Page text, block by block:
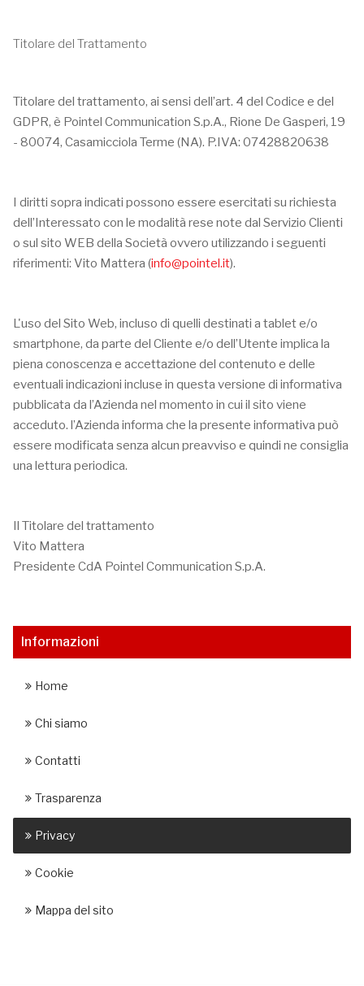
Titolare del Trattamento
Titolare del trattamento, ai sensi dell’art. 4 del Codice e del
GDPR, è Pointel Communication S.p.A., Rione De Gasperi, 19
- 80074, Casamicciola Terme (NA). P.IVA: 07428820638
I diritti sopra indicati possono essere esercitati su richiesta
dell’Interessato con le modalità rese note dal Servizio Clienti
o sul sito WEB della Società ovvero utilizzando i seguenti
riferimenti: Vito Mattera (info@pointel.it).
L'uso del Sito Web, incluso di quelli destinati a tablet e/o
smartphone, da parte del Cliente e/o dell’Utente implica la
piena conoscenza e accettazione del contenuto e delle
eventuali indicazioni incluse in questa versione di informativa
pubblicata da l’Azienda nel momento in cui il sito viene
acceduto. l’Azienda informa che la presente informativa può
essere modificata senza alcun preavviso e quindi ne consiglia
una lettura periodica.
Il Titolare del trattamento
Vito Mattera
Presidente CdA Pointel Communication S.p.A.
Informazioni
Home
Chi siamo
Contatti
Trasparenza
Privacy
Cookie
Mappa del sito